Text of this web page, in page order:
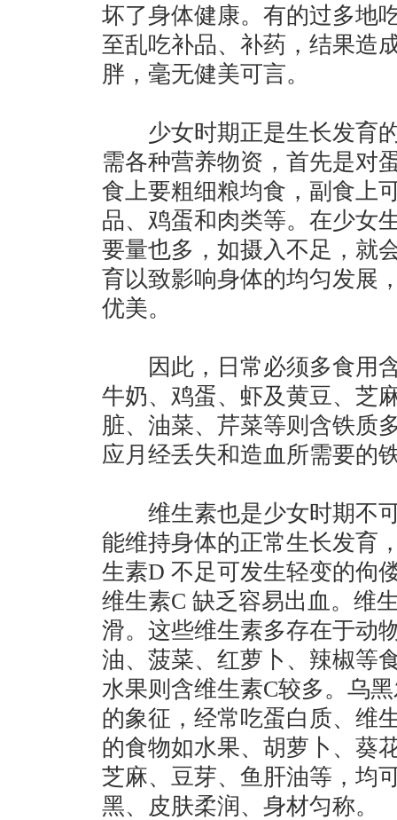
坏了身体健康。有的过多地
至乱吃补品、补药，结果造
胖，毫无健美可言。
少女时期正是生长发育的
需各种营养物资，首先是对
食上要粗细粮均食，副食上
品、鸡蛋和肉类等。在少女
要量也多，如摄入不足，就
育以致影响身体的均匀发展
优美。
因此，日常必须多食用含
牛奶、鸡蛋、虾及黄豆、芝
脏、油菜、芹菜等则含铁质
应月经丢失和造血所需要的
维生素也是少女时期不
能维持身体的正常生长发育
生素D 不足可发生轻变的佝
维生素C 缺乏容易出血。维
滑。这些维生素多存在于动
油、菠菜、红萝卜、辣椒等
水果则含维生素C较多。乌
的象征，经常吃蛋白质、维
的食物如水果、胡萝卜、葵
芝麻、豆芽、鱼肝油等，均
黑、皮肤柔润、身材匀称。